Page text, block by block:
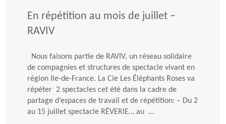
En répétition au mois de juillet –
RAVIV
Nous faisons partie de RAVIV, un réseau solidaire
de compagnies et structures de spectacle vivant en
région Ile-de-France. La Cie Les Éléphants Roses va
répéter 2 spectacles cet été dans la cadre de
partage d’espaces de travail et de répétition: – Du 2
au 15 juillet spectacle RÊVERIE… au …